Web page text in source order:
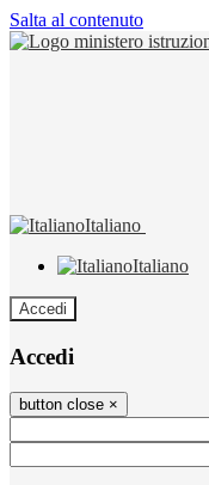
Salta al contenuto
Italiano
Italiano
Accedi
Accedi
button close ×